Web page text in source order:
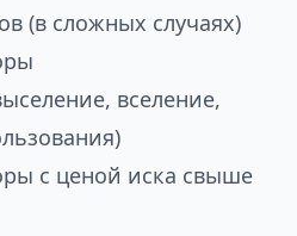
(в сложных случаях)
вселение,
с ценой иска свыше